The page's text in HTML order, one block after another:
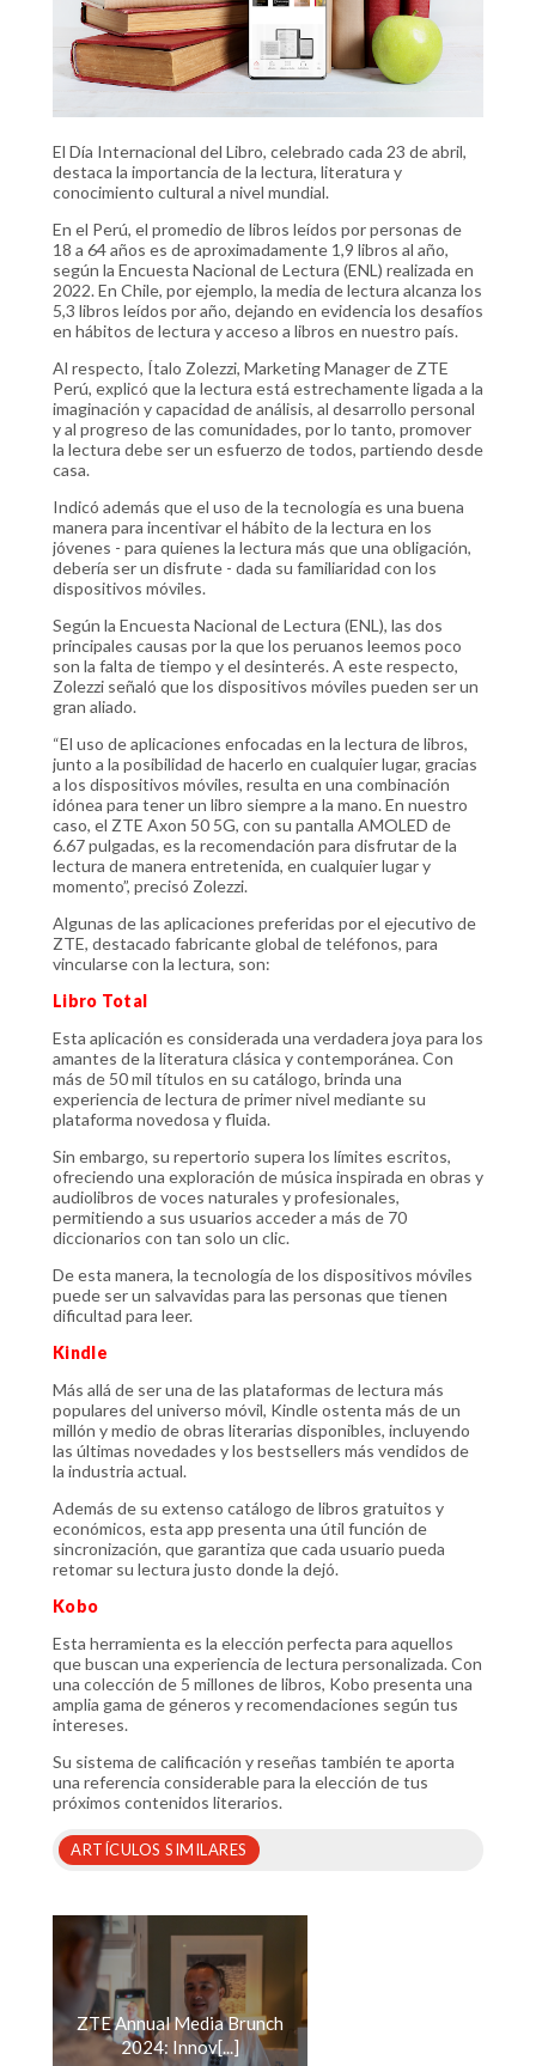
El Día Internacional del Libro, celebrado cada 23 de abril,
destaca la importancia de la lectura, literatura y
conocimiento cultural a nivel mundial.
En el Perú, el promedio de libros leídos por personas de
18 a 64 años es de aproximadamente 1,9 libros al año,
según la Encuesta Nacional de Lectura (ENL) realizada en
2022. En Chile, por ejemplo, la media de lectura alcanza los
5,3 libros leídos por año, dejando en evidencia los desafíos
en hábitos de lectura y acceso a libros en nuestro país.
Al respecto, Ítalo Zolezzi, Marketing Manager de ZTE
Perú, explicó que la lectura está estrechamente ligada a la
imaginación y capacidad de análisis, al desarrollo personal
y al progreso de las comunidades, por lo tanto, promover
la lectura debe ser un esfuerzo de todos, partiendo desde
casa.
Indicó además que el uso de la tecnología es una buena
manera para incentivar el hábito de la lectura en los
jóvenes - para quienes la lectura más que una obligación,
debería ser un disfrute - dada su familiaridad con los
dispositivos móviles.
Según la Encuesta Nacional de Lectura (ENL), las dos
principales causas por la que los peruanos leemos poco
son la falta de tiempo y el desinterés. A este respecto,
Zolezzi señaló que los dispositivos móviles pueden ser un
gran aliado.
“El uso de aplicaciones enfocadas en la lectura de libros,
junto a la posibilidad de hacerlo en cualquier lugar, gracias
a los dispositivos móviles, resulta en una combinación
idónea para tener un libro siempre a la mano. En nuestro
caso, el ZTE Axon 50 5G, con su pantalla AMOLED de
6.67 pulgadas, es la recomendación para disfrutar de la
lectura de manera entretenida, en cualquier lugar y
momento”, precisó Zolezzi.
Algunas de las aplicaciones preferidas por el ejecutivo de
ZTE, destacado fabricante global de teléfonos, para
vincularse con la lectura, son:
Libro Total
Esta aplicación es considerada una verdadera joya para los
amantes de la literatura clásica y contemporánea. Con
más de 50 mil títulos en su catálogo, brinda una
experiencia de lectura de primer nivel mediante su
plataforma novedosa y fluida.
Sin embargo, su repertorio supera los límites escritos,
ofreciendo una exploración de música inspirada en obras y
audiolibros de voces naturales y profesionales,
permitiendo a sus usuarios acceder a más de 70
diccionarios con tan solo un clic.
De esta manera, la tecnología de los dispositivos móviles
puede ser un salvavidas para las personas que tienen
dificultad para leer.
Kindle
Más allá de ser una de las plataformas de lectura más
populares del universo móvil, Kindle ostenta más de un
millón y medio de obras literarias disponibles, incluyendo
las últimas novedades y los bestsellers más vendidos de
la industria actual.
Además de su extenso catálogo de libros gratuitos y
económicos, esta app presenta una útil función de
sincronización, que garantiza que cada usuario pueda
retomar su lectura justo donde la dejó.
Kobo
Esta herramienta es la elección perfecta para aquellos
que buscan una experiencia de lectura personalizada. Con
una colección de 5 millones de libros, Kobo presenta una
amplia gama de géneros y recomendaciones según tus
intereses.
Su sistema de calificación y reseñas también te aporta
una referencia considerable para la elección de tus
próximos contenidos literarios.
ARTÍCULOS SIMILARES
ZTE Annual Media Brunch
2024: Innov[...]